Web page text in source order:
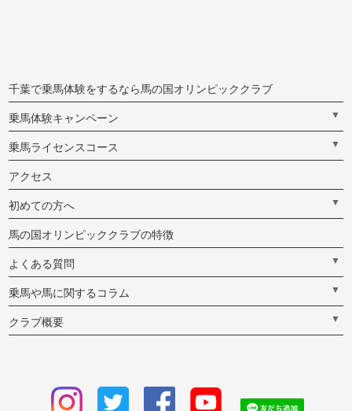
千葉で乗馬体験をするなら馬の国オリンピッククラブ
乗馬体験キャンペーン ▼
乗馬ライセンスコース ▼
アクセス
初めての方へ ▼
馬の国オリンピッククラブの特徴
よくある質問 ▼
乗馬や馬に関するコラム ▼
クラブ概要 ▼